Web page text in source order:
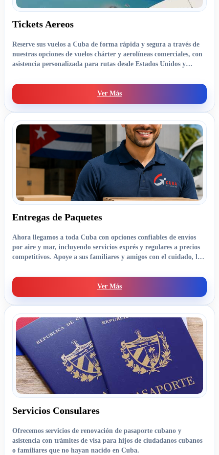
Tickets Aereos
Reserve sus vuelos a Cuba de forma rápida y segura a través de
nuestras opciones de vuelos chárter y aerolíneas comerciales, con
asistencia personalizada para rutas desde Estados Unidos y
Ver Más
Entregas de Paquetes
Ahora llegamos a toda Cuba con opciones confiables de envíos
por aire y mar, incluyendo servicios exprés y regulares a precios
competitivos. Apoye a sus familiares y amigos con el cuidado, la
el primer día.
Ver Más
Servicios Consulares
Ofrecemos servicios de renovación de pasaporte cubano y
asistencia con trámites de visa para hijos de ciudadanos cubanos
o familiares que no hayan nacido en Cuba.